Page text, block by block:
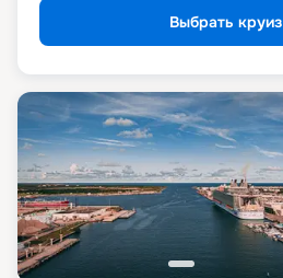
Выбрать круиз